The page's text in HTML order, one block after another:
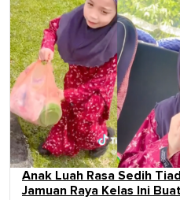
Anak Luah Rasa Sedih
Jamuan Raya Kelas Ini